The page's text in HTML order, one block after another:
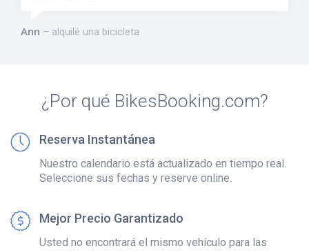
Ann alquilé una bicicleta
¿Por qué BikesBooking.com?
Reserva Instantánea
Nuestro calendario está actualizado en tiempo real.
Seleccione sus fechas y reserve online.
Mejor Precio Garantizado
Usted no encontrará el mismo vehículo para las